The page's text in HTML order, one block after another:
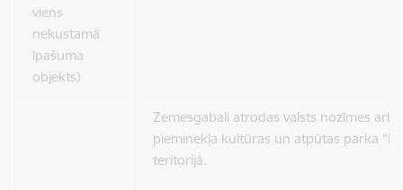
viens
nekustamā
īpašuma
objekts)
Zemesgabali atrodas valsts nozīmes
pieminekļa kultūras un atpūtas parka
teritorijā.